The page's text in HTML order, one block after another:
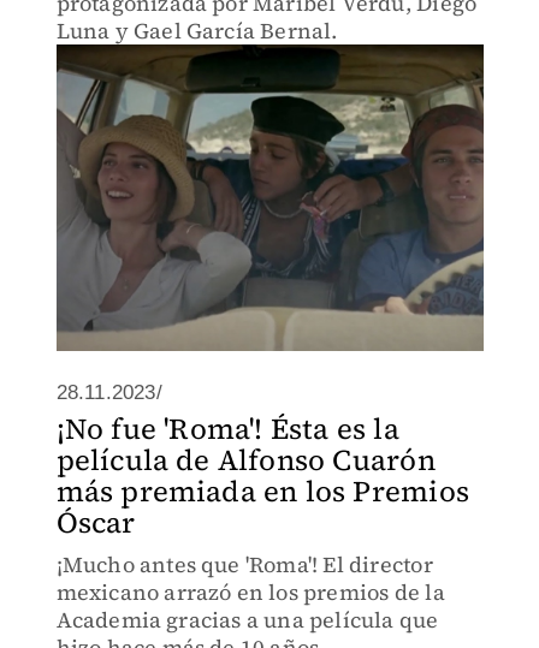
Luna y Gael García Bernal.
28.11.2023/
¡No fue 'Roma'! Ésta es la
película de Alfonso Cuarón
más premiada en los Premios
Óscar
¡Mucho antes que 'Roma'! El director
mexicano arrazó en los premios de la
Academia gracias a una película que